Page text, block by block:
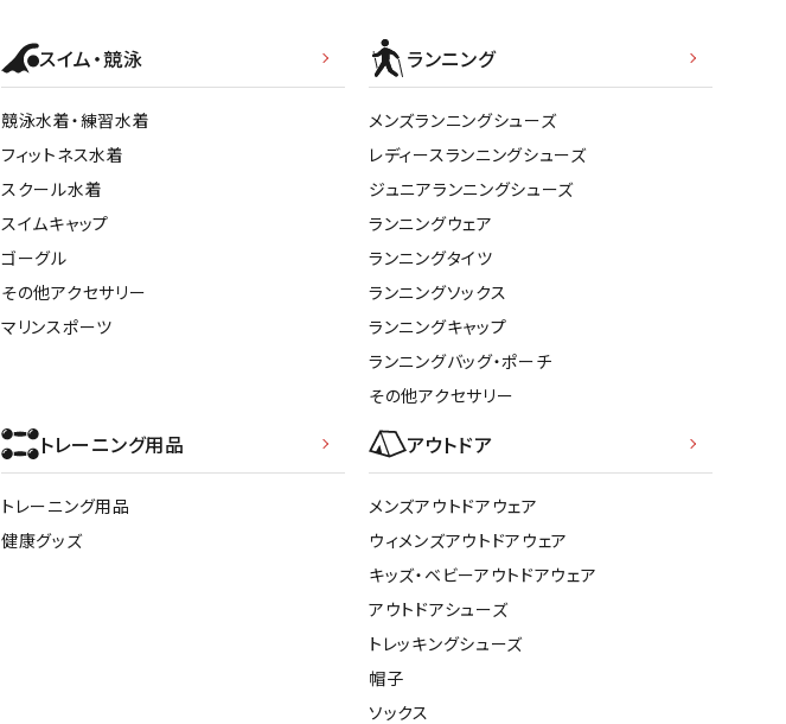
スイム・競泳
競泳水着・練習水着
フィットネス水着
スクール水着
スイムキャップ
ゴーグル
その他アクセサリー
マリンスポーツ
ランニング
メンズランニングシューズ
レディースランニングシューズ
ジュニアランニングシューズ
ランニングウェア
ランニングタイツ
ランニングソックス
ランニングキャップ
ランニングバッグ・ポーチ
その他アクセサリー
トレーニング用品
トレーニング用品
健康グッズ
アウトドア
メンズアウトドアウェア
ウィメンズアウトドアウェア
キッズ・ベビーアウトドアウェア
アウトドアシューズ
トレッキングシューズ
帽子
ソックス